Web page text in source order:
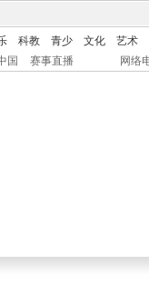
科教 青少 文化
艺术
国 赛事直播 网络